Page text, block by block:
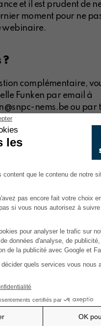
et il est prudent de
moment pour ne
webinaire.
?
complémentaire,
Funken par email à
nems.be ou par
n'y aura pas de
en différé/replay.
thème
donation